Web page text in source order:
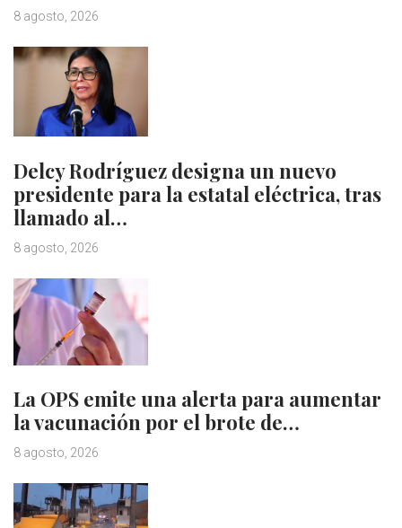
8 agosto, 2026
Delcy Rodríguez designa un nuevo
presidente para la estatal eléctrica, tras
llamado al…
8 agosto, 2026
La OPS emite una alerta para aumentar
la vacunación por el brote de…
8 agosto, 2026